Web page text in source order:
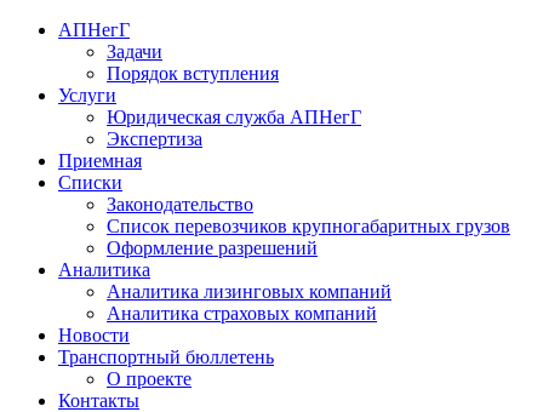
АПНегГ
Задачи
Порядок вступления
Услуги
Юридическая служба АПНегГ
Экспертиза
Приемная
Списки
Законодательство
Список перевозчиков крупногабаритных грузов
Оформление разрешений
Аналитика
Аналитика лизинговых компаний
Aналитика страховых компаний
Новости
Транспортный бюллетень
О проекте
Контакты